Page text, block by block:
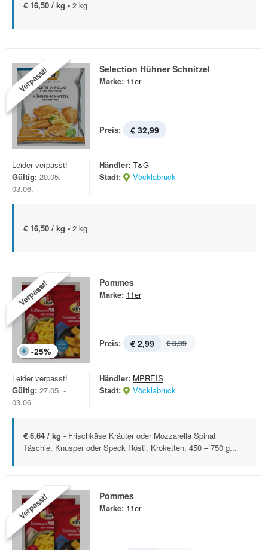
€ 16,50 / kg - 2 kg
Verpasst! Selection Hühner Schnitzel
Marke: 11er
Preis: € 32,99
Leider verpasst!
Gültig: 20.05. -
03.06.
Händler: T&G
Stadt:
Vöcklabruck
€ 16,50 / kg - 2 kg
Verpasst!
-25%
Pommes
Marke: 11er
Preis: € 2,99 € 3,99
Leider verpasst!
Gültig: 27.05. -
03.06.
Händler: MPREIS
Stadt:
Vöcklabruck
€ 6,64 / kg - Frischkäse Kräuter oder Mozzarella Spinat
Täschle, Knusper oder Speck Rösti, Kroketten, 450 – 750 g...
Verpasst! Pommes
Marke: 11er